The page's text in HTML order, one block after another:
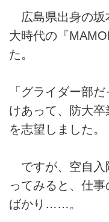
広島県出身の坂
大時代の『
た。
「グライダー部
けあって、防大
を志望しました。
ですが、空自入
ってみると、仕
ばかり……。